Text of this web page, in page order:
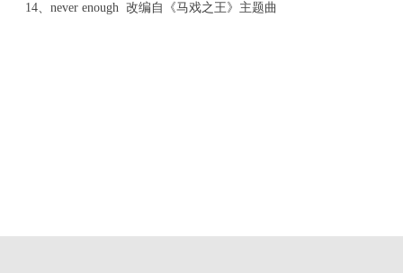
14、never enough 改编自《马戏之王》主题曲